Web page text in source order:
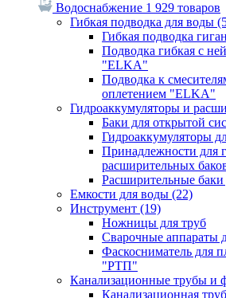
Водоснабжение 1 929 товаров
Гибкая подводка для воды
Гибкая подводка
Подводка гибкая с
"ELKA"
Подводка к
оплетением "ELKA"
Гидроаккумуляторы и
Баки для открытой
Гидроаккумуляторы
Принадлежности для
расширительных
Расширительные баки
Емкости для воды (22)
Инструмент (19)
Ножницы для труб
Сварочные аппараты
Фаскосниматель для
"РТП"
Канализационные трубы и
Канализационная